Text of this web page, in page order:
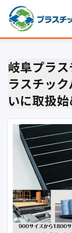
パレットサイズ
プラパレット
中古パレット
再生原料
梱包資材
イラン情勢まとめ
公式ブログ
岐阜プラ
ラスチッ
いに取扱始